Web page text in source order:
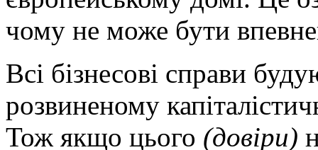
чому не може бути
Всі бізнесові справи
розвиненому
Тож якщо цього (довіри)